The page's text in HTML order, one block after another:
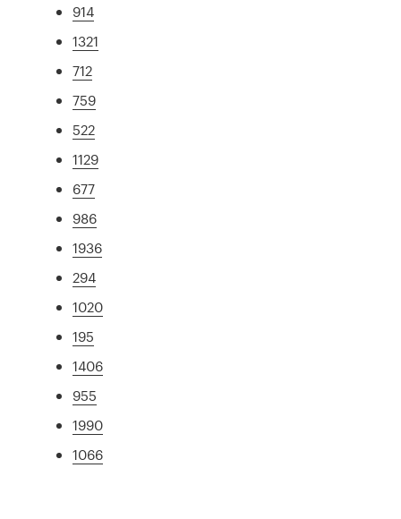
914
1321
712
759
522
1129
677
986
1936
294
1020
195
1406
955
1990
1066